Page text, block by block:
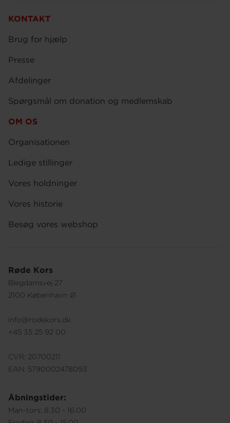
Røde Kors
Blegdamsvej 27
2100 København Ø
info@rodekors.dk
+45 35 25 92 00
CVR: 20700211
EAN: 5790002478093
Åbningstider:
Man-tors: 8.30 - 16.00
KONTAKT
Brug for hjælp
Presse
Afdelinger
Spørgsmål om donation og medlemskab
OM OS
Organisationen
Ledige stillinger
Vores holdninger
Vores historie
Besøg vores webshop